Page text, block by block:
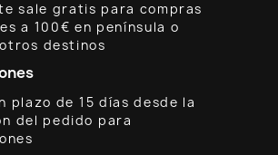
sale gratis para compras
a 100€ en península o
destinos
plazo de 15 días desde la
del pedido para